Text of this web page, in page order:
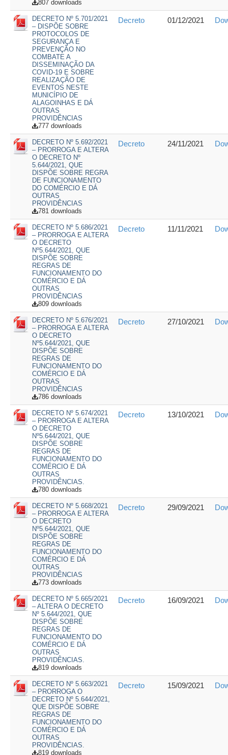
807 downloads
DECRETO Nº 5.701/2021
– DISPÕE SOBRE
PROTOCOLOS DE
SEGURANÇA E
PREVENÇÃO NO
COMBATE A
DISSEMINAÇÃO DA
COVID-19 E SOBRE
REALIZAÇÃO DE
EVENTOS NESTE
MUNICÍPIO DE
ALAGOINHAS E DÁ
OUTRAS
PROVIDÊNCIAS
777 downloads
Decreto 01/12/2021
DECRETO Nº 5.692/2021
– PRORROGA E ALTERA
O DECRETO Nº
5.644/2021, QUE
DISPÕE SOBRE REGRA
DE FUNCIONAMENTO
DO COMÉRCIO E DÁ
OUTRAS
PROVIDÊNCIAS
781 downloads
Decreto 24/11/2021
DECRETO Nº 5.686/2021
– PRORROGA E ALTERA
O DECRETO
Nº5.644/2021, QUE
DISPÕE SOBRE
REGRAS DE
FUNCIONAMENTO DO
COMÉRCIO E DÁ
OUTRAS
PROVIDÊNCIAS
809 downloads
Decreto 11/11/2021
DECRETO Nº 5.676/2021
– PRORROGA E ALTERA
O DECRETO
Nº5.644/2021, QUE
DISPÕE SOBRE
REGRAS DE
FUNCIONAMENTO DO
COMÉRCIO E DÁ
OUTRAS
PROVIDÊNCIAS
786 downloads
Decreto 27/10/2021
DECRETO Nº 5.674/2021
– PRORROGA E ALTERA
O DECRETO
Nº5.644/2021, QUE
DISPÕE SOBRE
REGRAS DE
FUNCIONAMENTO DO
COMÉRCIO E DÁ
OUTRAS
PROVIDÊNCIAS.
780 downloads
Decreto 13/10/2021
DECRETO Nº 5.668/2021
– PRORROGA E ALTERA
O DECRETO
Nº5.644/2021, QUE
DISPÕE SOBRE
REGRAS DE
FUNCIONAMENTO DO
COMÉRCIO E DÁ
OUTRAS
PROVIDÊNCIAS
773 downloads
Decreto 29/09/2021
DECRETO Nº 5.665/2021
– ALTERA O DECRETO
Nº 5.644/2021, QUE
DISPÕE SOBRE
REGRAS DE
FUNCIONAMENTO DO
COMÉRCIO E DÁ
OUTRAS
PROVIDÊNCIAS.
819 downloads
Decreto 16/09/2021
DECRETO Nº 5.663/2021
– PRORROGA O
DECRETO Nº 5.644/2021,
QUE DISPÕE SOBRE
REGRAS DE
FUNCIONAMENTO DO
COMÉRCIO E DÁ
OUTRAS
PROVIDÊNCIAS.
819 downloads
Decreto 15/09/2021